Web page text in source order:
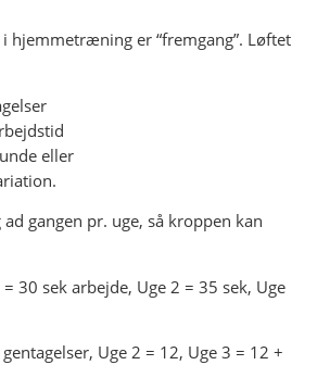
hjemmetræning er “fremgang”. Løftet
eller
gangen pr. uge, så kroppen kan
30 sek arbejde, Uge 2 = 35 sek, Uge
Uge 2 = 12, Uge 3 = 12 +